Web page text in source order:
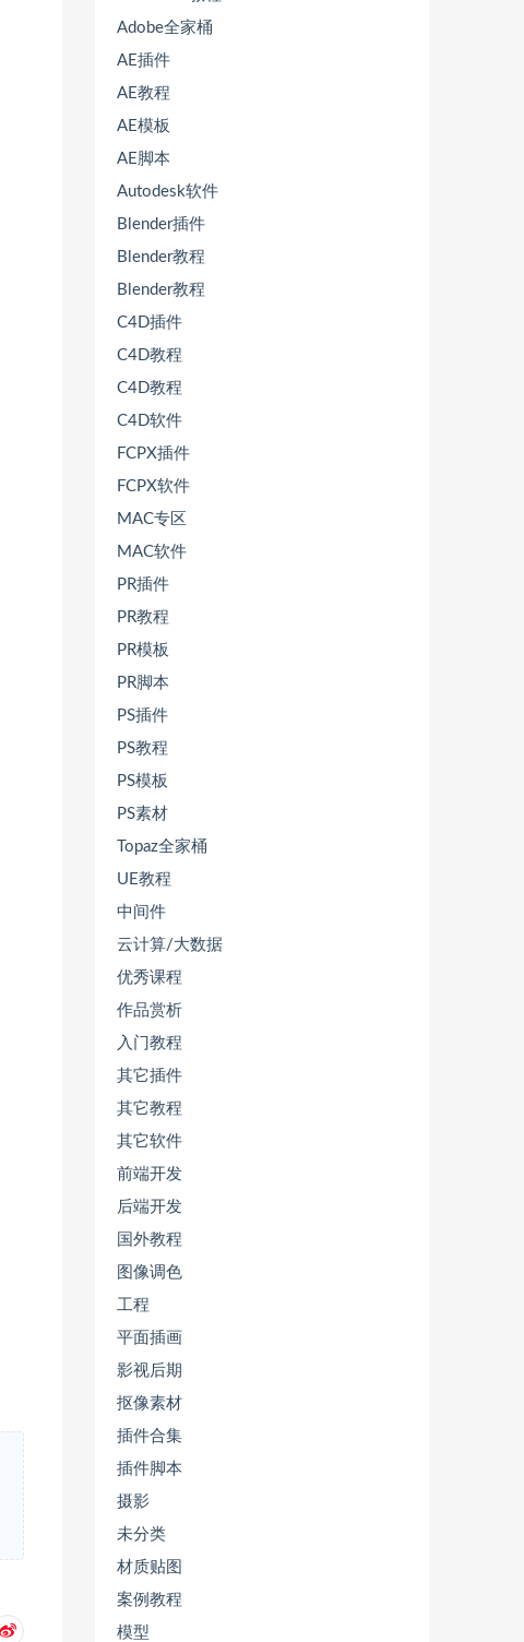
Adobe全家桶
AE插件
AE教程
AE模板
AE脚本
Autodesk软件
Blender插件
Blender教程
Blender教程
C4D插件
C4D教程
C4D教程
C4D软件
FCPX插件
FCPX软件
MAC专区
MAC软件
PR插件
PR教程
PR模板
PR脚本
PS插件
PS教程
PS模板
PS素材
Topaz全家桶
UE教程
中间件
云计算/大数据
优秀课程
作品赏析
入门教程
其它插件
其它教程
其它软件
前端开发
后端开发
国外教程
图像调色
工程
平面插画
影视后期
抠像素材
插件合集
插件脚本
摄影
未分类
材质贴图
案例教程
模型